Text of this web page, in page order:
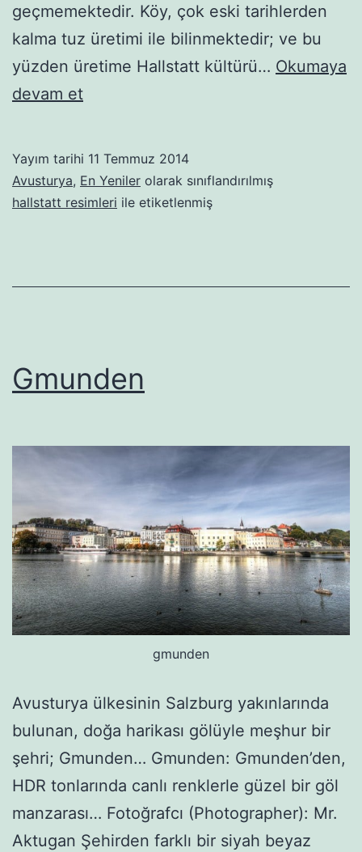
geçmemektedir. Köy, çok eski tarihlerden
kalma tuz üretimi ile bilinmektedir; ve bu
yüzden üretime Hallstatt kültürü… Okumaya
devam ethallstatt
Yayım tarihi 11 Temmuz 2014
Avusturya, En Yeniler olarak sınıflandırılmış
hallstatt resimleri ile etiketlenmiş
Gmunden
gmunden
Avusturya ülkesinin Salzburg yakınlarında
bulunan, doğa harikası gölüyle meşhur bir
şehri; Gmunden… Gmunden: Gmunden’den,
HDR tonlarında canlı renklerle güzel bir göl
manzarası… Fotoğrafcı (Photographer): Mr.
Aktugan Şehirden farklı bir siyah beyaz